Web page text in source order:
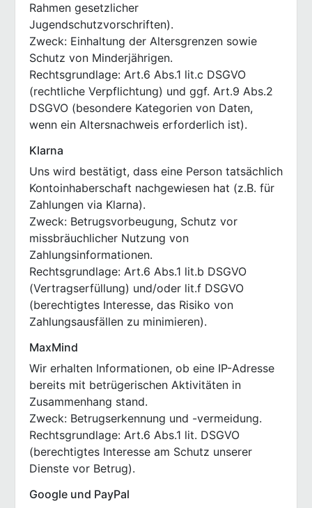
Rahmen gesetzlicher
Jugendschutzvorschriften).
Zweck: Einhaltung der Altersgrenzen sowie
Schutz von Minderjährigen.
Rechtsgrundlage: Art.6 Abs.1 lit.c DSGVO
(rechtliche Verpflichtung) und ggf. Art.9 Abs.2
DSGVO (besondere Kategorien von Daten,
wenn ein Altersnachweis erforderlich ist).
Klarna
Uns wird bestätigt, dass eine Person tatsächlich
Kontoinhaberschaft nachgewiesen hat (z.B. für
Zahlungen via Klarna).
Zweck: Betrugsvorbeugung, Schutz vor
missbräuchlicher Nutzung von
Zahlungsinformationen.
Rechtsgrundlage: Art.6 Abs.1 lit.b DSGVO
(Vertragserfüllung) und/oder lit.f DSGVO
(berechtigtes Interesse, das Risiko von
Zahlungsausfällen zu minimieren).
MaxMind
Wir erhalten Informationen, ob eine IP-Adresse
bereits mit betrügerischen Aktivitäten in
Zusammenhang stand.
Zweck: Betrugserkennung und -vermeidung.
Rechtsgrundlage: Art.6 Abs.1 lit. DSGVO
(berechtigtes Interesse am Schutz unserer
Dienste vor Betrug).
Google und PayPal